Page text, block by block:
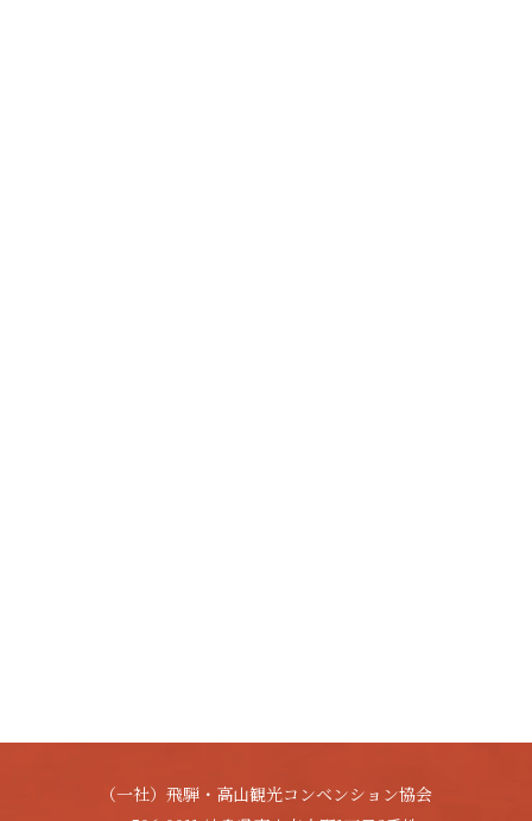
（一社）飛騨・高山観光コンベンション協会